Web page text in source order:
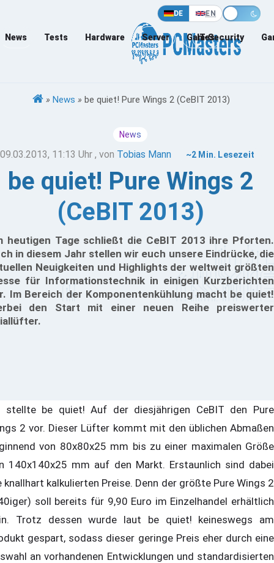
DE EN
News Tests Hardware Server Games
IT-Security
» News » be quiet! Pure Wings 2 (CeBIT 2013)
News
09.03.2013, 11:13 Uhr , von Tobias Mann ~2 Min. Lesezeit
be quiet! Pure Wings 2
(CeBIT 2013)
heutigen Tage schließt die CeBIT 2013 ihre Pforten.
in diesem Jahr stellen wir euch unsere Eindrücke, die
Neuigkeiten und Highlights der weltweit größten
für Informationstechnik in einigen Kurzberichten
Im Bereich der Komponentenkühlung macht be quiet!
den Start mit einer neuen Reihe preiswerter
stellte be quiet! Auf der diesjährigen CeBIT den Pure
2 vor. Dieser Lüfter kommt mit den üblichen Abmaßen
von 80x80x25 mm bis zu einer maximalen Größe
140x140x25 mm auf den Markt. Erstaunlich sind dabei
knallhart kalkulierten Preise. Denn der größte Pure Wings 2
soll bereits für 9,90 Euro im Einzelhandel erhältlich
Trotz dessen wurde laut be quiet! keineswegs am
gespart, sodass dieser geringe Preis eher durch eine
an vorhandenen Entwicklungen und standardisierten